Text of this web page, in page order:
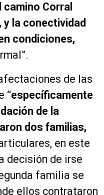
camino Corral
la conectividad
condiciones,
de las
“específicamente
de la
dos familias,
en este
decisión de irse
familia se
ellos contrataron